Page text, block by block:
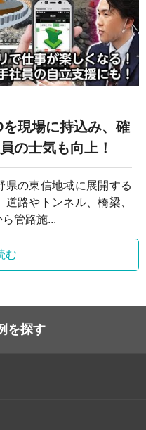
現場に持込み、確
の士気も向上！
県の東信地域に展開する
路やトンネル、橋梁、
管路施...
む
を探す